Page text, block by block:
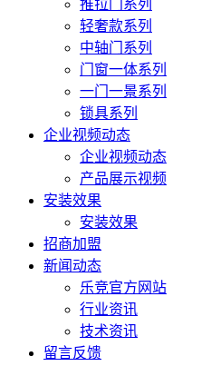
推拉门系列
轻奢款系列
中轴门系列
门窗一体系列
一门一景系列
锁具系列
企业视频动态
企业视频动态
产品展示视频
安装效果
安装效果
招商加盟
新闻动态
乐竞官方网站
行业资讯
技术资讯
留言反馈